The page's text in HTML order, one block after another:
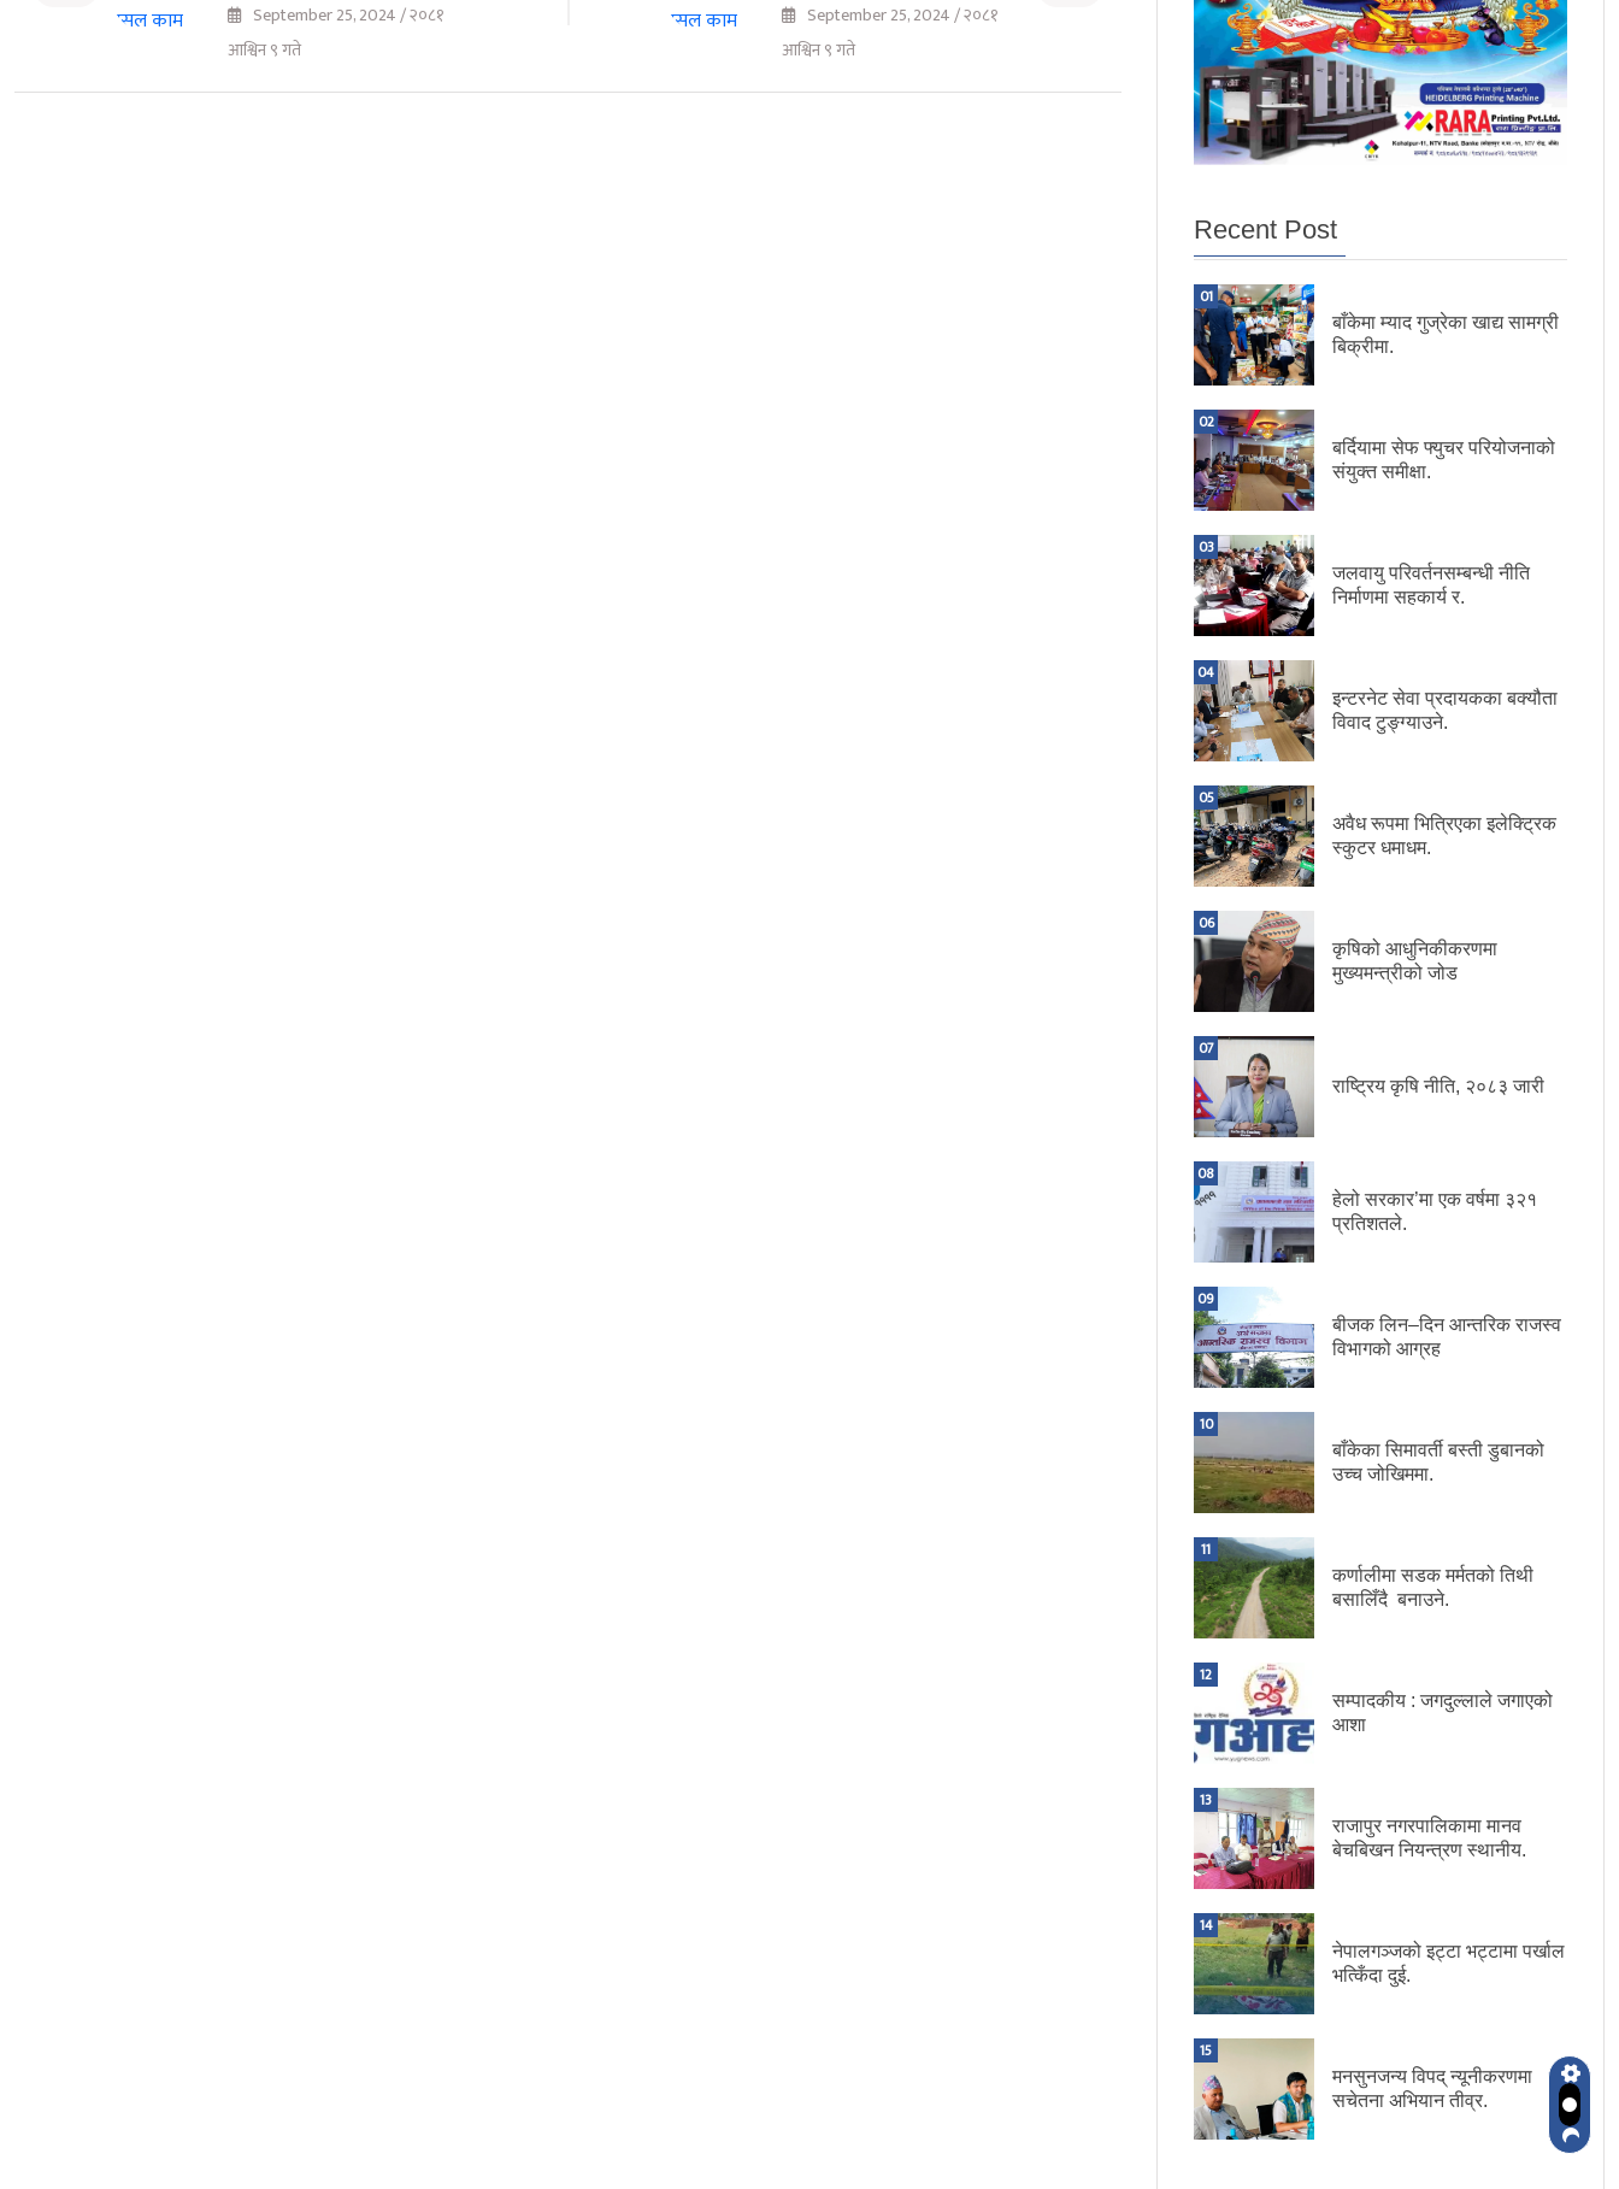
September 25, 2024 / २०८१
आश्विन ९ गते
September 25, 2024 / २०८१
आश्विन ९ गते
Recent Post
01
बाँकेमा म्याद गुज्रेका खाद्य सामग्री
बिक्रीमा.
02
बर्दियामा सेफ फ्युचर परियोजनाको
संयुक्त समीक्षा.
03
जलवायु परिवर्तनसम्बन्धी नीति
निर्माणमा सहकार्य र.
04
इन्टरनेट सेवा प्रदायकका बक्यौता
विवाद टुङ्ग्याउने.
05
अवैध रूपमा भित्रिएका इलेक्ट्रिक
स्कुटर धमाधम.
06
कृषिको आधुनिकीकरणमा
मुख्यमन्त्रीको जोड
07
राष्ट्रिय कृषि नीति, २०८३ जारी
08
हेलो सरकार’मा एक वर्षमा ३२१
प्रतिशतले.
09
बीजक लिन–दिन आन्तरिक राजस्व
विभागको आग्रह
10
बाँकेका सिमावर्ती बस्ती डुबानको
उच्च जोखिममा.
11
कर्णालीमा सडक मर्मतको तिथी
बसालिँदै बनाउने.
12
सम्पादकीय : जगदुल्लाले जगाएको
आशा
13
राजापुर नगरपालिकामा मानव
बेचबिखन नियन्त्रण स्थानीय.
14
नेपालगञ्जको इट्टा भट्टामा पर्खाल
भत्किँदा दुई.
15
मनसुनजन्य विपद् न्यूनीकरणमा
सचेतना अभियान तीव्र.